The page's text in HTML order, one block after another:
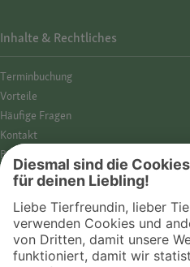
Inhalte & Rechtliches
Termin­buchung
Vorteile
Häufige Fragen
Kontakt
Barrierefreiheit
Impressum
Cookies
AGB